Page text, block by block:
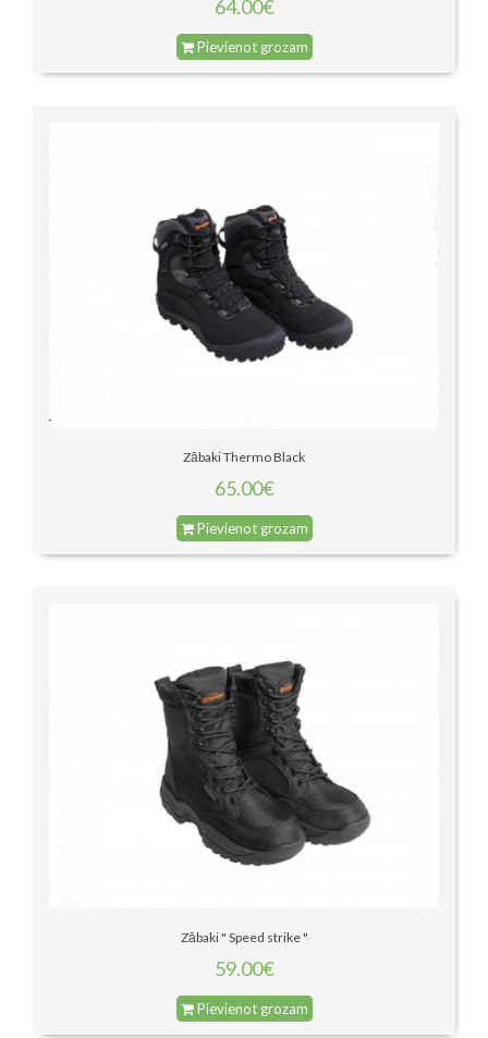
64.00€
Pievienot grozam
Zābaki Thermo Black
65.00€
Pievienot grozam
Zābaki " Speed strike "
59.00€
Pievienot grozam